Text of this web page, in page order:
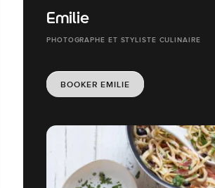
Emilie
PHOTOGRAPHE ET STYLISTE CULINAIRE
BOOKER EMILIE